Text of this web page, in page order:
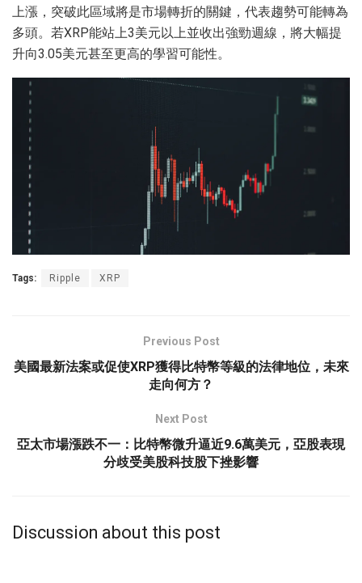
上漲，突破此區域將是市場轉折的關鍵，代表趨勢可能轉為
多頭。若XRP能站上3美元以上並收出強勁週線，將大幅提
升向3.05美元甚至更高的學習可能性。
Tags: Ripple XRP
Previous Post
美國最新法案或促使XRP獲得比特幣等級的法律地位，未來
走向何方？
Next Post
亞太市場漲跌不一：比特幣微升逼近9.6萬美元，亞股表現
分歧受美股科技股下挫影響
Discussion about this post